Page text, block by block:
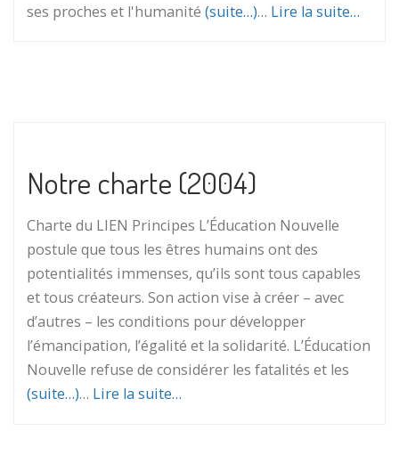
ses proches et l'humanité (suite…)… Lire la suite…
Notre charte (2004)
Charte du LIEN Principes L’Éducation Nouvelle
postule que tous les êtres humains ont des
potentialités immenses, qu’ils sont tous capables
et tous créateurs. Son action vise à créer – avec
d’autres – les conditions pour développer
l’émancipation, l’égalité et la solidarité. L’Éducation
Nouvelle refuse de considérer les fatalités et les
(suite…)… Lire la suite…